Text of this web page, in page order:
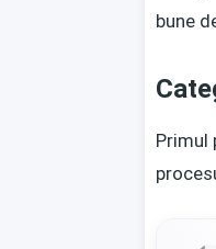
bune
Primul